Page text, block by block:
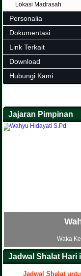
Lokasi Madrasah
Personalia
Dokumentasi
Link Terkait
Download
Hubungi Kami
Jajaran Pimpinan
Jadwal Shalat Hari
Jadwal Shalat